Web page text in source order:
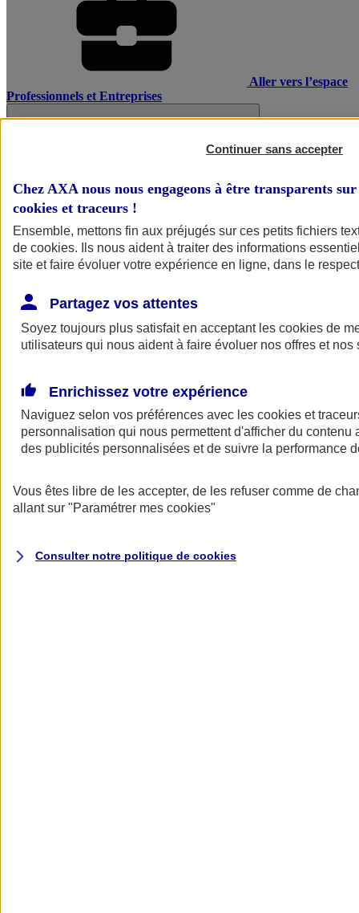
Aller vers l’espace
Professionnels et Entreprises
AXA Assurance
Continuer sans accepter
Chez AXA nous nous engageons à être transparents
cookies et traceurs !
Ensemble, mettons fin aux préjugés sur ces petits fichiers
de cookies. Ils nous aident à traiter des informations
site et faire évoluer votre expérience en ligne, dans le
Partagez vos attentes
Soyez toujours plus satisfait en acceptant les cookies de
utilisateurs qui nous aident à faire évoluer nos offres et nos
Enrichissez votre expérience
Naviguez selon vos préférences avec les cookies et
personnalisation qui nous permettent d'afficher du contenu
des publicités personnalisées et de suivre la performance
Vous êtes libre de les accepter, de les refuser comme de
allant sur "Paramétrer mes cookies"
Consulter notre politique de cookies